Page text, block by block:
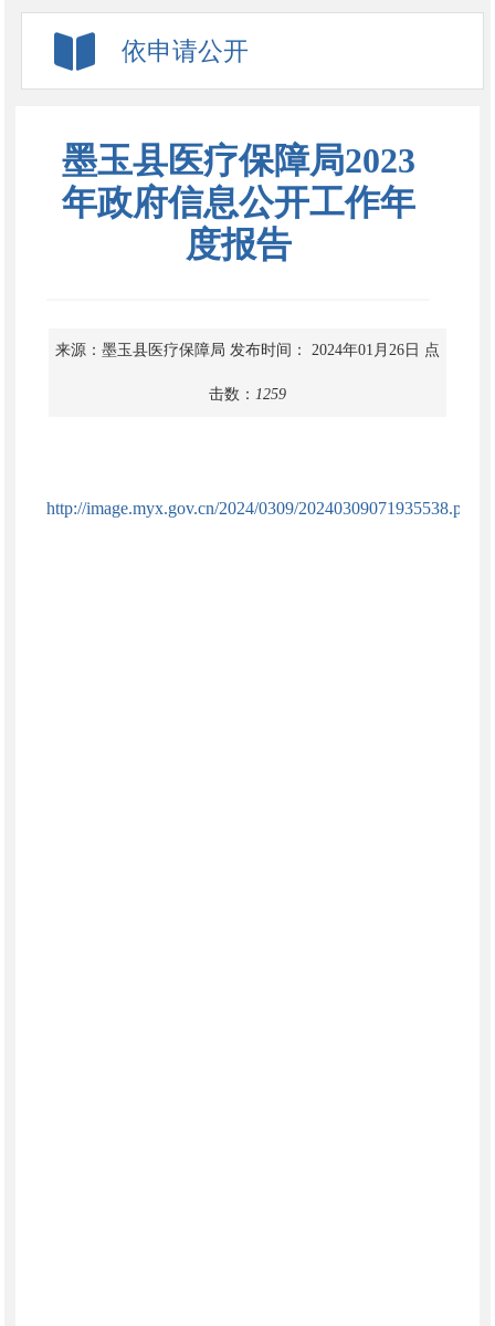
依申请公开
墨玉县医疗保障局2023
年政府信息公开工作年
度报告
来源：墨玉县医疗保障局 发布时间： 2024年01月26日 点
击数： 1259
http://image.myx.gov.cn/2024/0309/20240309071935538.pdf